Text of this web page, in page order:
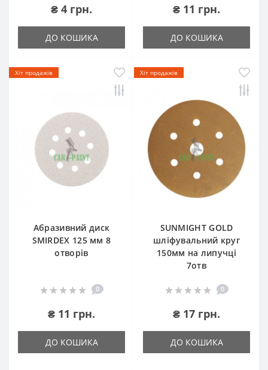
₴ 4 грн.
ДО КОШИКА
₴ 11 грн.
ДО КОШИКА
Хіт продажів
Абразивний диск
SMIRDEX 125 мм 8
отворів
0
₴ 11 грн.
ДО КОШИКА
Хіт продажів
SUNMIGHT GOLD
шліфувальний круг
150мм на липучці
7отв
0
₴ 17 грн.
ДО КОШИКА